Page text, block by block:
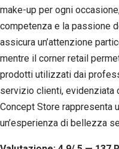
make-up per ogni
competenza e la passione
assicura un’attenzione
mentre il corner retail
prodotti utilizzati dai
servizio clienti, evidenziata
Concept Store rappresenta
un’esperienza di bellezza